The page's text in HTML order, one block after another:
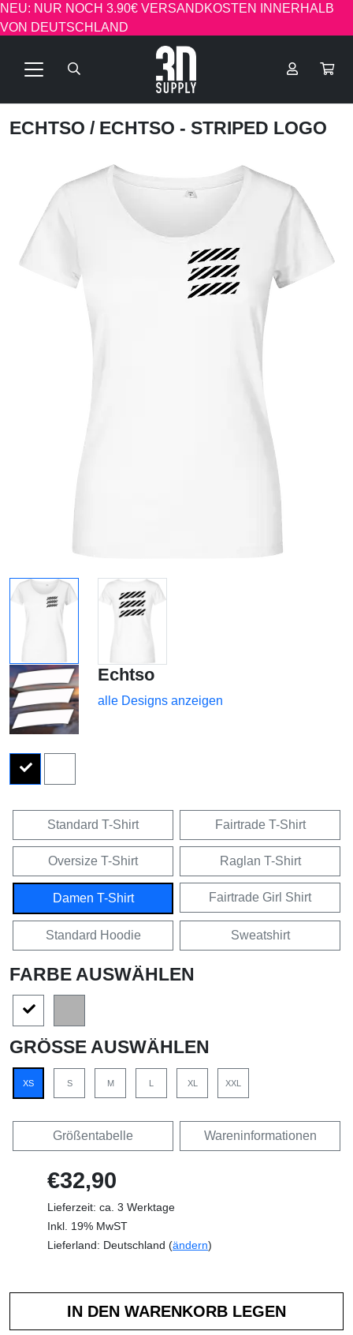
NEU: NUR NOCH 3.90€ VERSANDKOSTEN INNERHALB
VON DEUTSCHLAND
ECHTSO / ECHTSO - STRIPED LOGO
Echtso
alle Designs anzeigen
Standard T-Shirt Fairtrade T-Shirt
Oversize T-Shirt Raglan T-Shirt
Damen T-Shirt Fairtrade Girl Shirt
Standard Hoodie Sweatshirt
FARBE AUSWÄHLEN
GRÖSSE AUSWÄHLEN
XS S M L XL XXL
Größentabelle Wareninformationen
€32,90
Lieferzeit: ca. 3 Werktage
Inkl. 19% MwST
Lieferland: Deutschland (ändern)